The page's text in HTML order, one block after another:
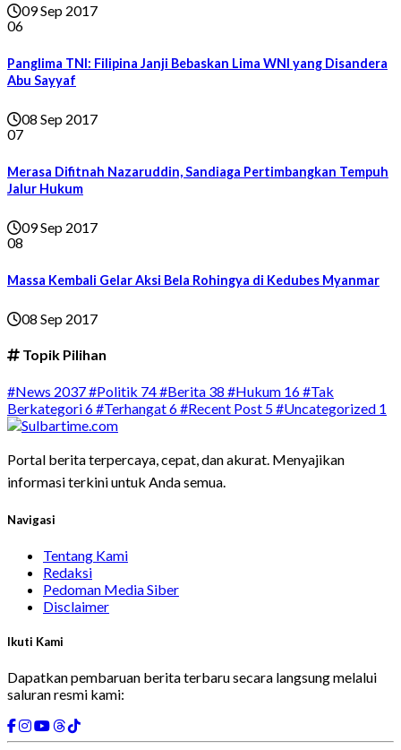
09 Sep 2017
06
Panglima TNI: Filipina Janji Bebaskan Lima WNI yang Disandera
Abu Sayyaf
08 Sep 2017
07
Merasa Difitnah Nazaruddin, Sandiaga Pertimbangkan Tempuh
Jalur Hukum
09 Sep 2017
08
Massa Kembali Gelar Aksi Bela Rohingya di Kedubes Myanmar
08 Sep 2017
Topik Pilihan
#News 2037#Politik 74#Berita 38 #Hukum 16#Tak
Berkategori6#Terhangat6#Recent Post 5#Uncategorized 1
Portal berita terpercaya, cepat, dan akurat. Menyajikan
informasi terkini untuk Anda semua.
Navigasi
Tentang Kami
Redaksi
Pedoman Media Siber
Disclaimer
Ikuti Kami
Dapatkan pembaruan berita terbaru secara langsung melalui
saluran resmi kami: